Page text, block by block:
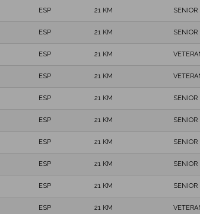
ESP 21 KM SENIOR
ESP 21 KM SENIOR
ESP 21 KM
ESP 21 KM
ESP 21 KM SENIOR
ESP 21 KM SENIOR
ESP 21 KM SENIOR
ESP 21 KM SENIOR
ESP 21 KM SENIOR
ESP 21 KM